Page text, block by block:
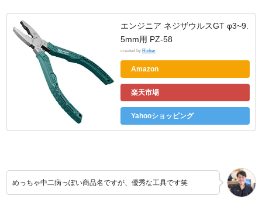
エンジニア ネジザウルスGT φ3~9.
5mm用 PZ-58
created by Rinker
Amazon
楽天市場
Yahooショッピング
めっちゃ中二病っぽい商品名ですが、優秀な工具です笑